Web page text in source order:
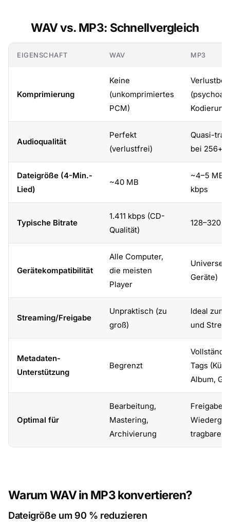
WAV vs. MP3: Schnellvergleich
EIGENSCHAFT WAV MP3
Komprimierung
Keine
(unkomprimiertes
PCM)
Kodierung)
Audioqualität
Perfekt
(verlustfrei)
Quasi-
bei 256+
Dateigröße (4-Min.-
Lied)
~40 MB
~4–5 MB
kbps
Typische Bitrate
1.411 kbps (CD-
Qualität)
128–320
Gerätekompatibilität
Alle Computer,
die meisten
Player
Universell
Geräte)
Streaming/Freigabe
Unpraktisch (zu
groß)
Ideal zum
und
Metadaten-
Unterstützung
Begrenzt
Tags
Album,
Optimal für
Bearbeitung,
Mastering,
Archivierung
Freigabe,
tragbare
Warum WAV in MP3 konvertieren?
Dateigröße um 90 % reduzieren